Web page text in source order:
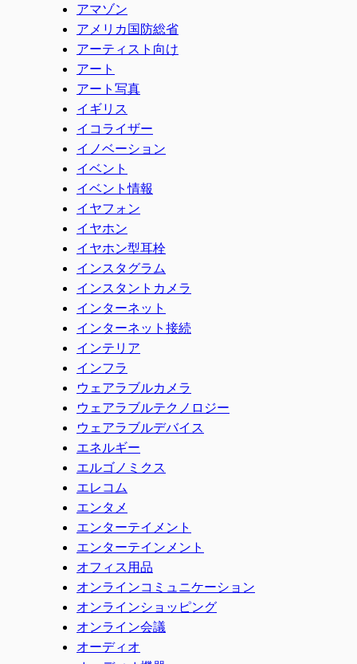
アマゾン
アメリカ国防総省
アーティスト向け
アート
アート写真
イギリス
イコライザー
イノベーション
イベント
イベント情報
イヤフォン
イヤホン
イヤホン型耳栓
インスタグラム
インスタントカメラ
インターネット
インターネット接続
インテリア
インフラ
ウェアラブルカメラ
ウェアラブルテクノロジー
ウェアラブルデバイス
エネルギー
エルゴノミクス
エレコム
エンタメ
エンターテイメント
エンターテインメント
オフィス用品
オンラインコミュニケーション
オンラインショッピング
オンライン会議
オーディオ